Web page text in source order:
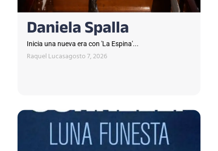
Daniela Spalla
Inicia una nueva era con 'La Espina'...
Raquel Lucasagosto 7, 2026